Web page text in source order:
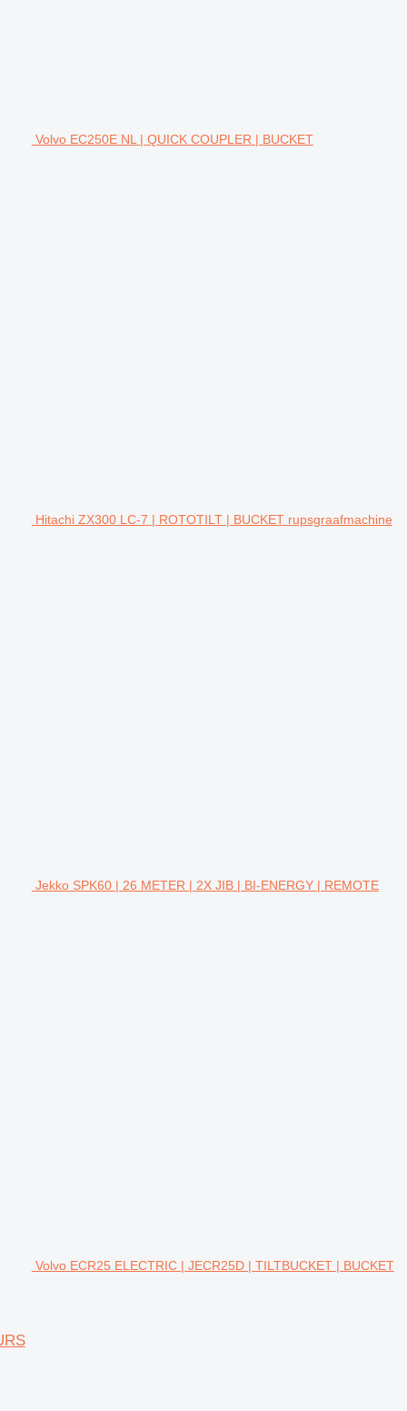
Volvo EC250E NL | QUICK COUPLER | BUCKET
Hitachi ZX300 LC-7 | ROTOTILT | BUCKET rupsgraafmachine
Jekko SPK60 | 26 METER | 2X JIB | BI-ENERGY | REMOTE
Volvo ECR25 ELECTRIC | JECR25D | TILTBUCKET | BUCKET